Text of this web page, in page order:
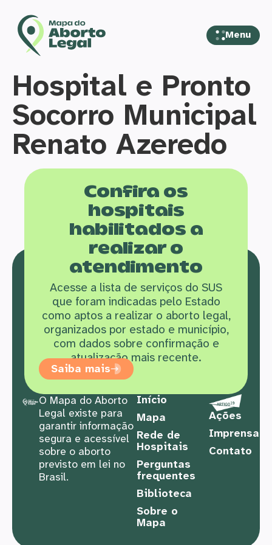
Menu
Hospital e Pronto
Socorro Municipal
Renato Azeredo
Confira os
hospitais
habilitados a
realizar o
atendimento
Acesse a lista de serviços do SUS
que foram indicadas pelo Estado
como aptos a realizar o aborto legal,
organizados por estado e município,
com dados sobre confirmação e
atualização mais recente.
Saiba mais
O Mapa do Aborto
Legal existe para
garantir informação
segura e acessível
sobre o aborto
previsto em lei no
Brasil.
Início
Mapa
Rede de
Hospitais
Perguntas
frequentes
Biblioteca
Sobre o
Mapa
Ações
Imprensa
Contato